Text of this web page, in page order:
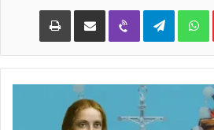
Pinterest
WhatsApp
Telegram
Viber مشاركة عبر البريد طباعة